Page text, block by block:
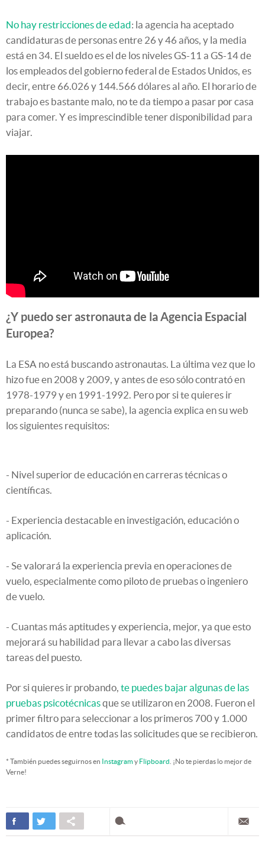
No hay restricciones de edad: la agencia ha aceptado
candidaturas de personas entre 26 y 46 años, y la media
está en 34. El sueldo es el de los niveles GS-11 a GS-14 de
los empleados del gobierno federal de Estados Unidos, es
decir, entre 66.026 y 144.566 dólares al año. El horario de
trabajo es bastante malo, no te da tiempo a pasar por casa
para comer. Y es imprescindible tener disponibilidad para
viajar.
¿Y puedo ser astronauta de la Agencia Espacial
Europea?
La ESA no está buscando astronautas. La última vez que lo
hizo fue en 2008 y 2009, y antes de eso sólo contrató en
1978-1979 y en 1991-1992. Pero por si te quieres ir
preparando (nunca se sabe), la agencia explica en su web
los siguientes requisitos:
- Nivel superior de educación en carreras técnicas o
científicas.
- Experiencia destacable en investigación, educación o
aplicación.
- Se valorará la experiencia previa en operaciones de
vuelo, especialmente como piloto de pruebas o ingeniero
de vuelo.
- Cuantas más aptitudes y experiencia, mejor, ya que esto
mejorará su habilidad para llevar a cabo las diversas
tareas del puesto.
Por si quieres ir probando, te puedes bajar algunas de las
pruebas psicotécnicasque se utilizaron en 2008. Fueron el
primer filtro para seleccionar a los primeros 700 y 1.000
candidatos de entre todas las solicitudes que se recibieron.
* También puedes seguirnos en Instagramy Flipboard . ¡No te pierdas lo mejor de
Verne!